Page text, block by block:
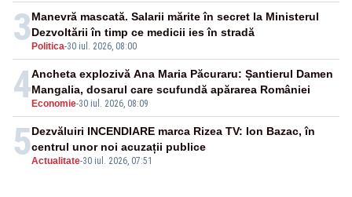
3 Politica-30 iul. 2026, 08:00
Manevră mascată. Salarii mărite în secret la Ministerul
Dezvoltării în timp ce medicii ies în stradă
4 Economie-30 iul. 2026, 08:09
Ancheta explozivă Ana Maria Păcuraru: Șantierul Damen
Mangalia, dosarul care scufundă apărarea României
5Actualitate-30 iul. 2026, 07:51
Dezvăluiri INCENDIARE marca Rizea TV: Ion Bazac, în
centrul unor noi acuzații publice